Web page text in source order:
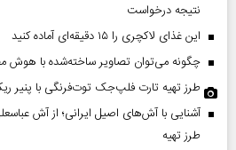
نتیجه درخواست
این غذای لاکچری را ۱۵ دقیقه‌ای آماده کنید
چگونه می‌توان تصاویر ساخته‌شده با
طرز تهیه تارت فلپ‌جک توت‌فرنگی با پنیر
آشنایی با آش‌های اصیل ایرانی؛ از آش
طرز تهیه